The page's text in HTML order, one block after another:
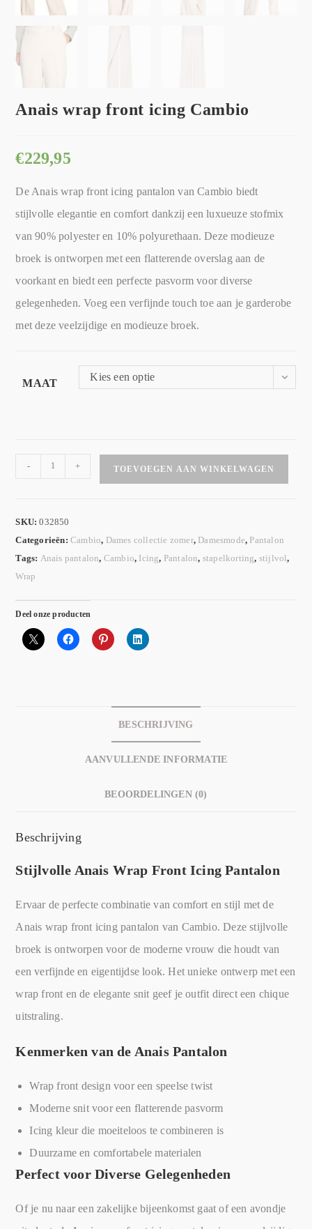
Anais wrap front icing Cambio
€229,95
De Anais wrap front icing pantalon van Cambio biedt
stijlvolle elegantie en comfort dankzij een luxueuze stofmix
van 90% polyester en 10% polyurethaan. Deze modieuze
broek is ontworpen met een flatterende overslag aan de
voorkant en biedt een perfecte pasvorm voor diverse
gelegenheden. Voeg een verfijnde touch toe aan je garderobe
met deze veelzijdige en modieuze broek.
MAAT
Kies een optie
- + TOEVOEGEN AAN WINKELWAGEN
SKU:032850
Categorieën:Cambio, Dames collectie zomer, Damesmode, Pantalon
Tags: Anais pantalon, Cambio, Icing, Pantalon, stapelkorting, stijlvol,
Wrap
Deel onze producten
BESCHRIJVING
AANVULLENDE INFORMATIE
BEOORDELINGEN (0)
Beschrijving
Stijlvolle Anais Wrap Front Icing Pantalon
Ervaar de perfecte combinatie van comfort en stijl met de
Anais wrap front icing pantalon van Cambio. Deze stijlvolle
broek is ontworpen voor de moderne vrouw die houdt van
een verfijnde en eigentijdse look. Het unieke ontwerp met een
wrap front en de elegante snit geef je outfit direct een chique
uitstraling.
Kenmerken van de Anais Pantalon
Wrap front design voor een speelse twist
Moderne snit voor een flatterende pasvorm
Icing kleur die moeiteloos te combineren is
Duurzame en comfortabele materialen
Perfect voor Diverse Gelegenheden
Of je nu naar een zakelijke bijeenkomst gaat of een avondje